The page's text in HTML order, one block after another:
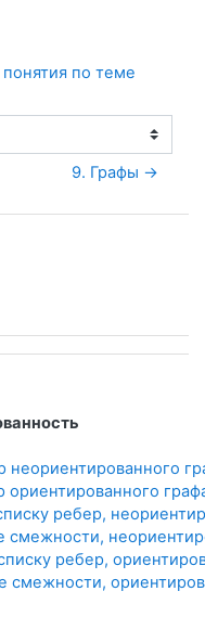
по теме
9. Графы →
неориентированного
ориентированного
ребер,
смежности,
ребер,
смежности,